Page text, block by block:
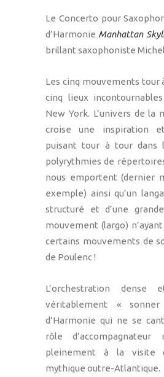
Le Concerto pour
d’Harmonie Manhattan
brillant saxophoniste Michel
Les cinq mouvements tour
cinq lieux
New York. L’univers de la
croise une inspiration
puisant tour à tour dans
polyrythmies de
nous emportent (dernier
exemple) ainsi qu’un
structuré et d’une
mouvement (largo)
certains mouvements de
de Poulenc !
L’orchestration
véritablement « sonner
d’Harmonie qui ne se
rôle d’accompagnateur
pleinement à la visite
mythique outre-Atlantique.